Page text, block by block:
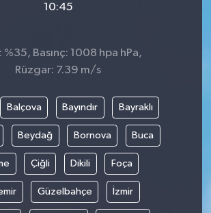
10:45
%35, Basınç: 1008 hpa hPa,
Rüzgar: 7.39 m/s
Balçova Bayındır Bayraklı
Beydağ Bornova Buca
Çiğli Dikili Foça
Güzelbahçe İzmir